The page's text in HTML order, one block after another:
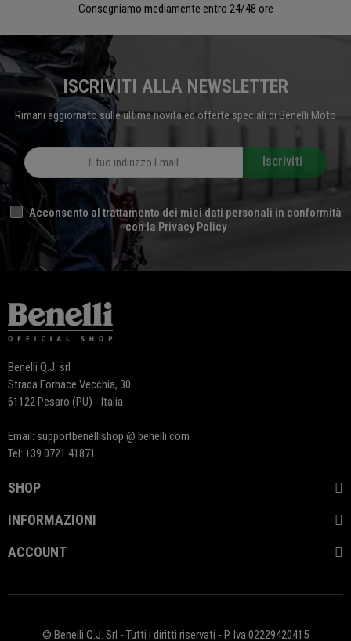
Consegniamo mediamente entro 24/48 ore
ISCRIVITI ALLA NEWSLETTER
Rimani aggiornato sulle ultime novità ed offerte speciali di Benelli Moto
Iscriviti
Acconsento al trattamento dei miei dati personali in conformità
con la Privacy Policy
Benelli Q.J. srl
Strada Fornace Vecchia, 30
61122 Pesaro (PU) - Italia
Email: supportbenellishop @ benelli.com
Tel: +39 0721 41871
SHOP
INFORMAZIONI
ACCOUNT
© Benelli Q.J. Srl - Tutti i diritti riservati - P. Iva 02229420415